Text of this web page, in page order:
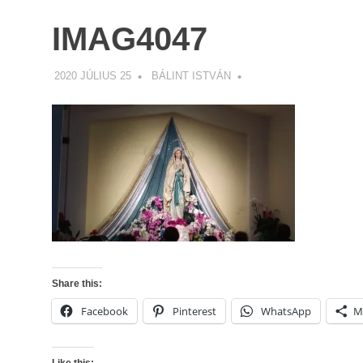
IMAG4047
2020 JÚLIUS 25 BÁLINT ISTVÁN
Share this:
Facebook Pinterest WhatsApp